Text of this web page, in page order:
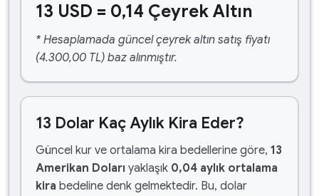
13 USD = 0,14 Çeyrek Altın
* Hesaplamada güncel çeyrek altın satış fiyatı
(4.300,00 TL) baz alınmıştır.
13 Dolar Kaç Aylık Kira Eder?
Güncel kur ve ortalama kira bedellerine göre, 13
Amerikan Doları yaklaşık 0,04 aylık ortalama
kira bedeline denk gelmektedir. Bu, dolar